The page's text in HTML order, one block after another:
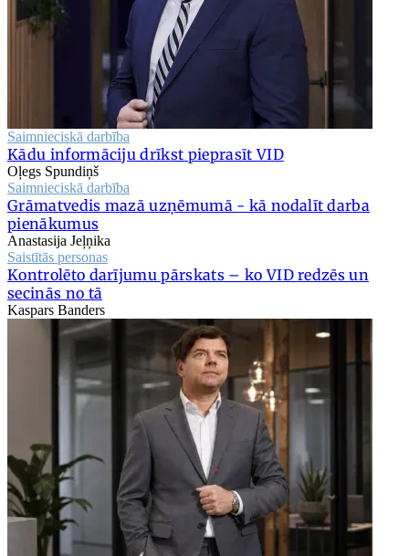
Saimnieciskā darbība
Kādu informāciju drīkst pieprasīt VID
Oļegs Spundiņš
Saimnieciskā darbība
Grāmatvedis mazā uzņēmumā - kā nodalīt darba
pienākumus
Anastasija Jeļņika
Saistītās personas
Kontrolēto darījumu pārskats – ko VID redzēs un
secinās no tā
Kaspars Banders